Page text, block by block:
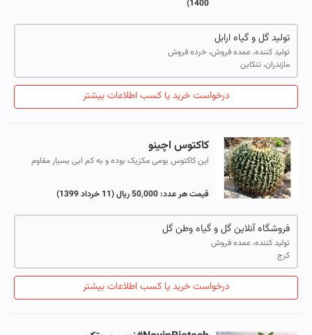
1400)
تولید گل و گیاه ارابل
تولید کننده، عمده فروش، خرده فروش
مازندران، تنکابن
درخواست خرید یا کسب اطلاعات بیشتر
کاکتوس اچینو
این کاکتوس بومی مکزیک بوده و به کم ابی بسیار مقاوم
قیمت هر عدد:50,000 ریال (11 خرداد 1399)
فروشگاه آنلاین گل و گیاه وطن گل
تولید کننده، عمده فروش
کرج
درخواست خرید یا کسب اطلاعات بیشتر